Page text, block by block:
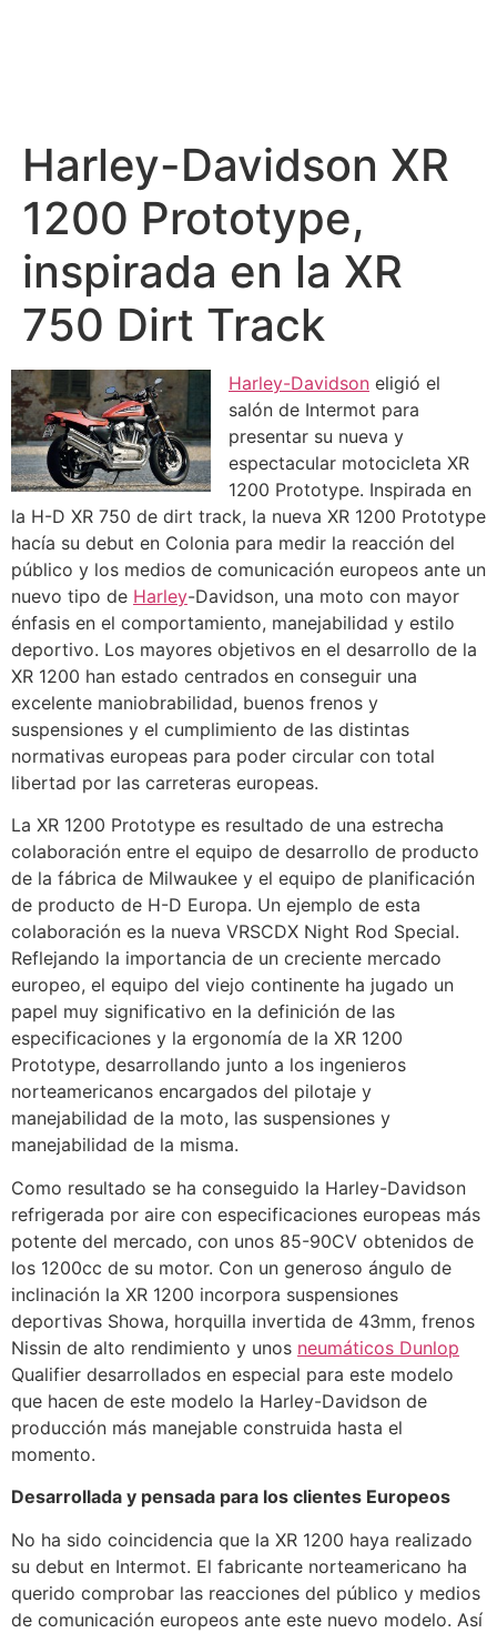
Harley-Davidson XR
1200 Prototype,
inspirada en la XR
750 Dirt Track
Harley-Davidson eligió el
salón de Intermot para
presentar su nueva y
espectacular motocicleta XR
1200 Prototype. Inspirada en
la H-D XR 750 de dirt track, la nueva XR 1200 Prototype
hacía su debut en Colonia para medir la reacción del
público y los medios de comunicación europeos ante un
nuevo tipo de Harley-Davidson, una moto con mayor
énfasis en el comportamiento, manejabilidad y estilo
deportivo. Los mayores objetivos en el desarrollo de la
XR 1200 han estado centrados en conseguir una
excelente maniobrabilidad, buenos frenos y
suspensiones y el cumplimiento de las distintas
normativas europeas para poder circular con total
libertad por las carreteras europeas.
La XR 1200 Prototype es resultado de una estrecha
colaboración entre el equipo de desarrollo de producto
de la fábrica de Milwaukee y el equipo de planificación
de producto de H-D Europa. Un ejemplo de esta
colaboración es la nueva VRSCDX Night Rod Special.
Reflejando la importancia de un creciente mercado
europeo, el equipo del viejo continente ha jugado un
papel muy significativo en la definición de las
especificaciones y la ergonomía de la XR 1200
Prototype, desarrollando junto a los ingenieros
norteamericanos encargados del pilotaje y
manejabilidad de la moto, las suspensiones y
manejabilidad de la misma.
Como resultado se ha conseguido la Harley-Davidson
refrigerada por aire con especificaciones europeas más
potente del mercado, con unos 85-90CV obtenidos de
los 1200cc de su motor. Con un generoso ángulo de
inclinación la XR 1200 incorpora suspensiones
deportivas Showa, horquilla invertida de 43mm, frenos
Nissin de alto rendimiento y unos neumáticos Dunlop
Qualifier desarrollados en especial para este modelo
que hacen de este modelo la Harley-Davidson de
producción más manejable construida hasta el
momento.
Desarrollada y pensada para los clientes Europeos
No ha sido coincidencia que la XR 1200 haya realizado
su debut en Intermot. El fabricante norteamericano ha
querido comprobar las reacciones del público y medios
de comunicación europeos ante este nuevo modelo. Así